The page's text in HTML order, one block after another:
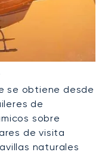
se obtiene desde
de
sobre
de visita
naturales